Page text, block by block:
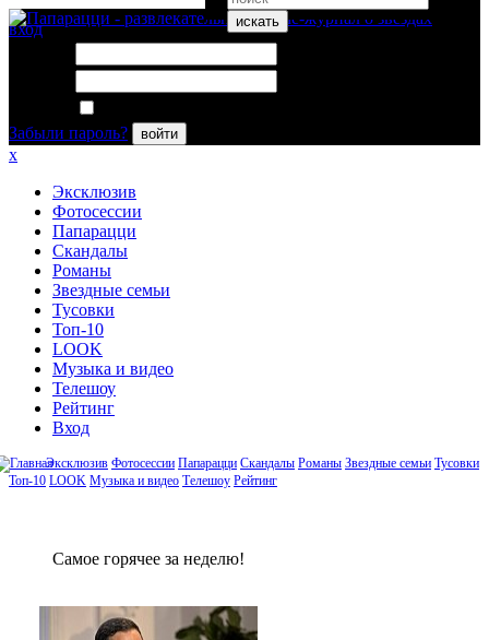
искать
вход
Забыли пароль?
войти
x
Эксклюзив
Фотосессии
Папарацци
Скандалы
Романы
Звездные семьи
Тусовки
Топ-10
LOOK
Музыка и видео
Телешоу
Рейтинг
Вход
Эксклюзив Фотосессии Папарацци Скандалы Романы Звездные семьи Тусовки
Топ-10 LOOK Музыка и видео Телешоу Рейтинг
Сaмое гoрячее за неделю!